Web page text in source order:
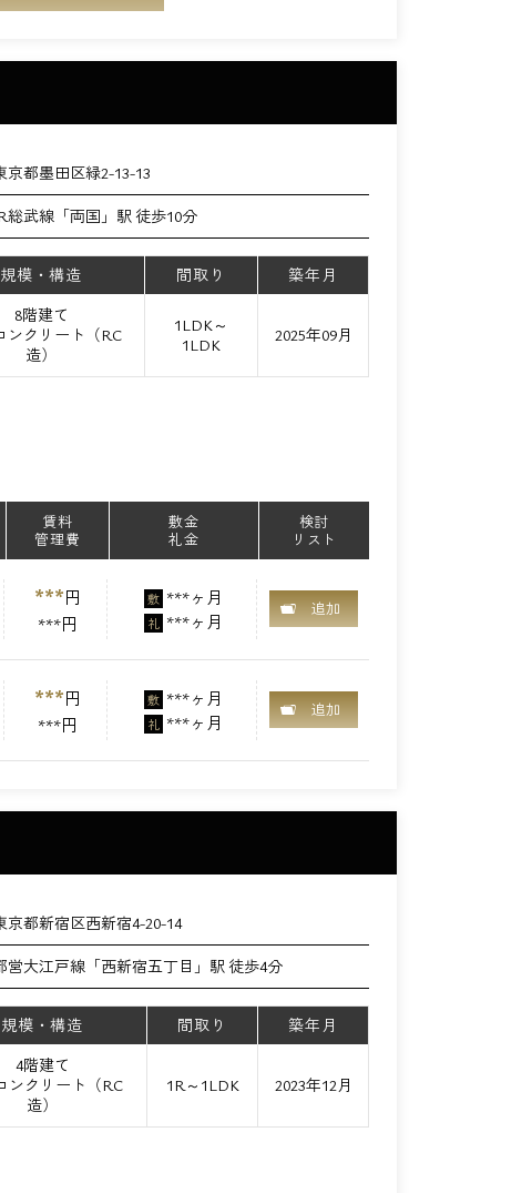
京都墨田区緑2-13-13
総武線「両国」駅 徒歩10分
規模・構造 間取り
築年月
8階建て
ンクリート（RC
造）
1LDK～
1LDK
2025年09月
賃料
管理費
敷金
礼金
検討
リスト
***円
***円
敷 ***ヶ月
礼 ***ヶ月
追加
***円
***円
敷 ***ヶ月
礼 ***ヶ月
追加
京都新宿区西新宿4-20-14
営大江戸線「西新宿五丁目」駅 徒歩4分
規模・構造 間取り
築年月
4階建て
ンクリート（RC
造）
1R～1LDK 2023年12月